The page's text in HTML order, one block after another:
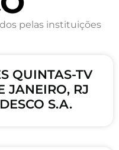
pelas instituições
QUINTAS-TV
JANEIRO, RJ
S.A.